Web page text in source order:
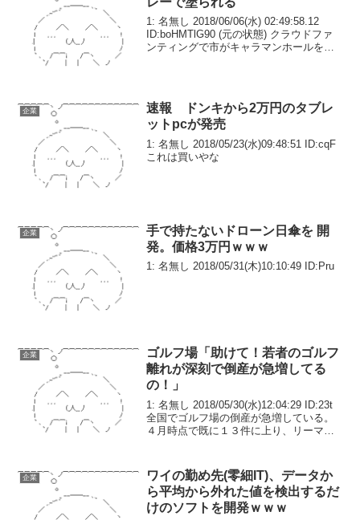
1: 名無し 2018/06/06(水) 02:49:58.12
ID:boHMTlG90 (元の状態) クラウドファ
ンティングで市がキャラマンホールを設
企業
速報 ドンキから2万円のタブレ
ットpcが発売
1: 名無し 2018/05/23(水)09:48:51 ID:cqF
これは買いやな
企業
手で持たないドローン日傘を 開
発。価格3万円ｗｗｗ
1: 名無し 2018/05/31(木)10:10:49 ID:Pru
企業
ゴルフ場「助けて！若者のゴルフ
離れが深刻で倒産が急増してる
の！」
1: 名無し 2018/05/30(水)12:04:29 ID:23t
全国でゴルフ場の倒産が急増している。
４月時点で既に１３件に上り、リーマ
低迷があるほか、ゴルフ場会...
企業
ワイの勤め先(零細IT)、データか
ら平均から外れた値を検出するだ
けのソフトを開発ｗｗｗ